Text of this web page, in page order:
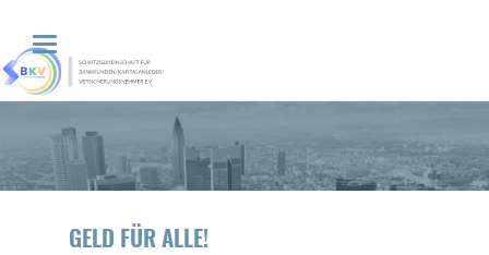
GELD FÜR ALLE!